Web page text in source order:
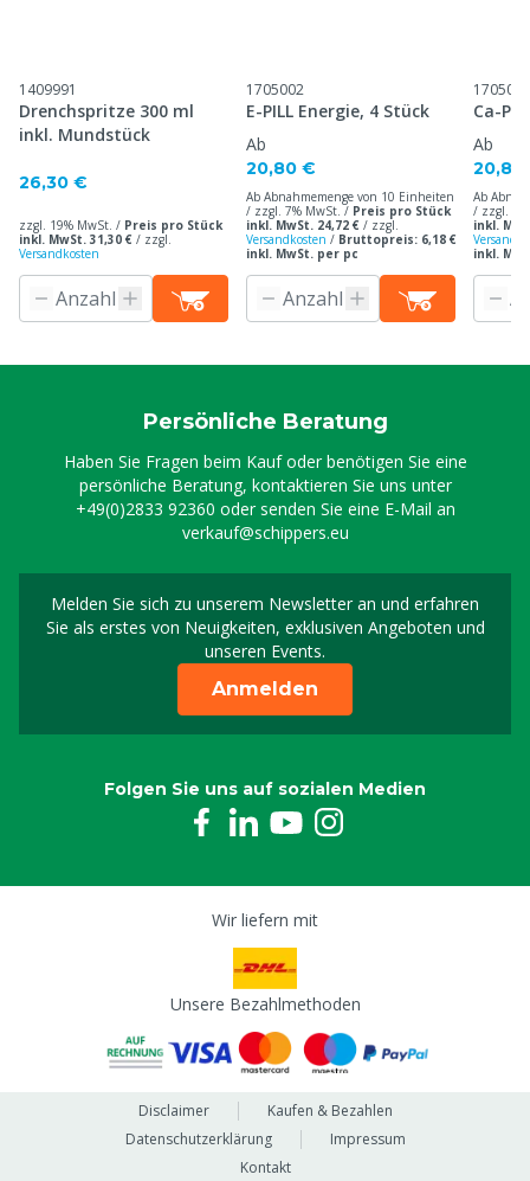
1409991
Drenchspritze 300 ml
inkl. Mundstück
26,30 €
zzgl. 19% MwSt. / Preis pro Stück
inkl. MwSt. 31,30 € / zzgl.
Versandkosten
1705002
E-PILL Energie, 4 Stück
Ab
20,80 €
Ab Abnahmemenge von 10 Einheiten
/ zzgl. 7% MwSt. / Preis pro Stück
inkl. MwSt. 24,72 € / zzgl.
Versandkosten / Bruttopreis: 6,18 €
inkl. MwSt. per pc
1705003
Ca-
Ab
20,80
Ab
/ zzgl.
inkl.
inkl.
Persönliche Beratung
Haben Sie Fragen beim Kauf oder benötigen Sie eine
persönliche Beratung, kontaktieren Sie uns unter
+49(0)2833 92360 oder senden Sie eine E-Mail an
verkauf@schippers.eu
Melden Sie sich zu unserem Newsletter an und erfahren
Sie als erstes von Neuigkeiten, exklusiven Angeboten und
unseren Events.
Melden Sie sich für
Anmelden
Folgen Sie uns auf sozialen Medien
Wir liefern mit
Unsere Bezahlmethoden
Disclaimer
Kaufen & Bezahlen
Datenschutzerklärung
Impressum
Kontakt